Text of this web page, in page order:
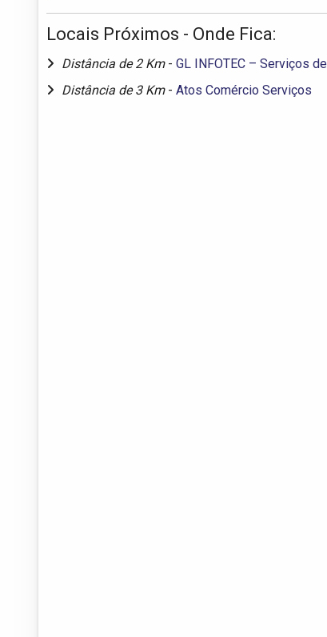
Locais Próximos - Onde Fica:
Distância de 2 Km - GL INFOTEC – Serviços
Distância de 3 Km - Atos Comércio Serviços